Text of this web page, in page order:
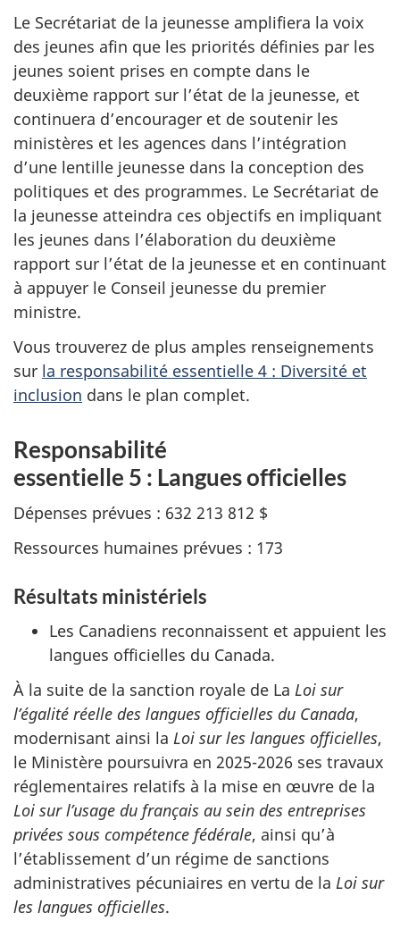
Le Secrétariat de la jeunesse amplifiera la voix
des jeunes afin que les priorités définies par les
jeunes soient prises en compte dans le
deuxième rapport sur l’état de la jeunesse, et
continuera d’encourager et de soutenir les
ministères et les agences dans l’intégration
d’une lentille jeunesse dans la conception des
politiques et des programmes. Le Secrétariat de
la jeunesse atteindra ces objectifs en impliquant
les jeunes dans l’élaboration du deuxième
rapport sur l’état de la jeunesse et en continuant
à appuyer le Conseil jeunesse du premier
ministre.
Vous trouverez de plus amples renseignements
sur la responsabilité essentielle 4 : Diversité et
inclusion dans le plan complet.
Responsabilité
essentielle 5 : Langues officielles
Dépenses prévues : 632 213 812 $
Ressources humaines prévues : 173
Résultats ministériels
Les Canadiens reconnaissent et appuient les
langues officielles du Canada.
À la suite de la sanction royale de La Loi sur
l’égalité réelle des langues officielles du Canada,
modernisant ainsi la Loi sur les langues officielles,
le Ministère poursuivra en 2025-2026 ses travaux
réglementaires relatifs à la mise en œuvre de la
Loi sur l’usage du français au sein des entreprises
privées sous compétence fédérale, ainsi qu’à
l’établissement d’un régime de sanctions
administratives pécuniaires en vertu de la Loi sur
les langues officielles.